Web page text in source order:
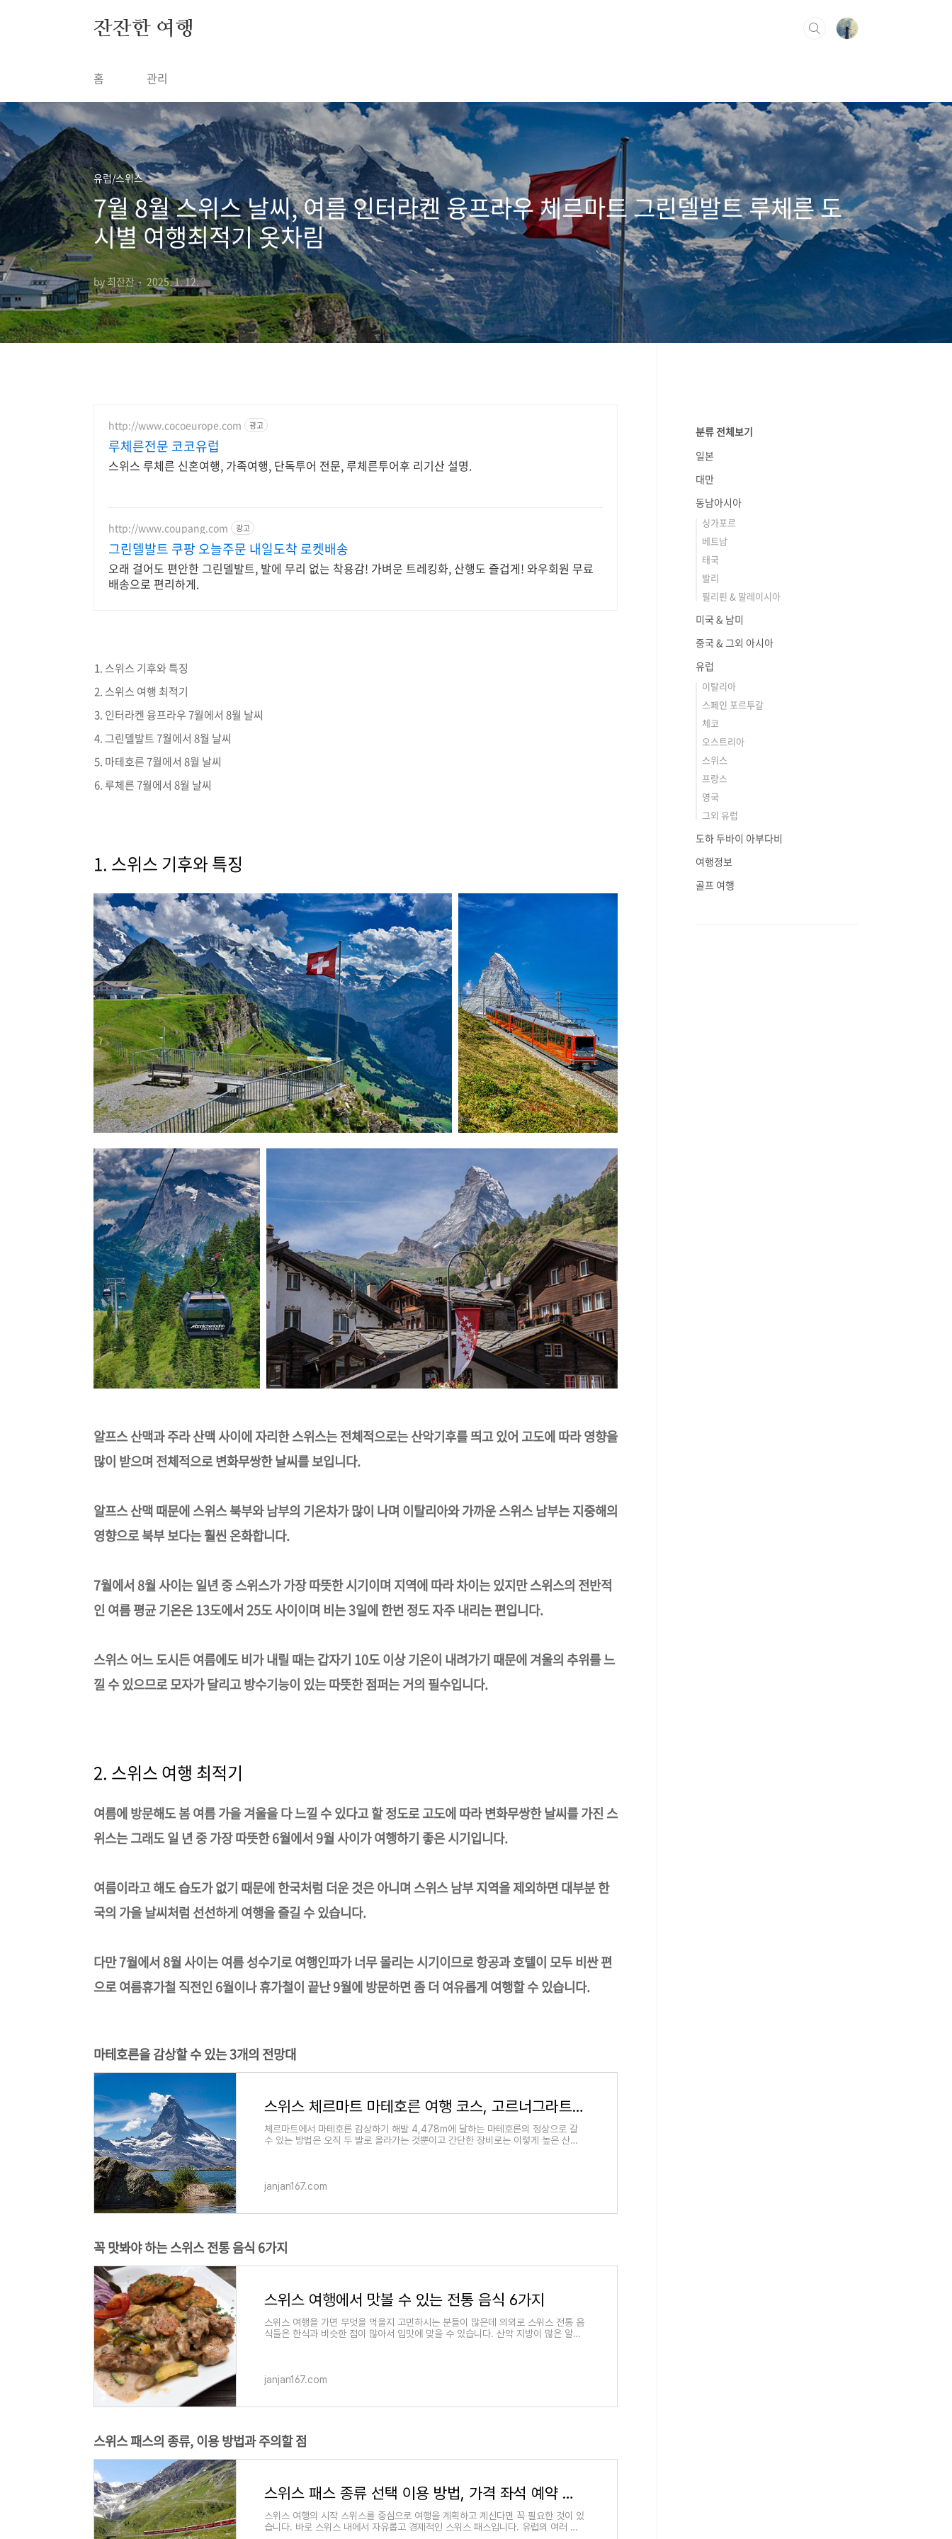
잔잔한 여행
홈 관리
유럽/스위스
7월 8월 스위스 날씨, 여름 인터라켄 융프라우 체르마트 그린델발트 루체른 도
시별 여행최적기 옷차림
by 최잔잔 2025. 1. 12.
http://www.cocoeurope.com 광고
루체른전문 코코유럽
스위스 루체른 신혼여행, 가족여행, 단독투어 전문, 루체른투어후 리기산 설명.
http://www.coupang.com 광고
그린델발트 쿠팡 오늘주문 내일도착 로켓배송
오래 걸어도 편안한 그린델발트, 발에 무리 없는 착용감! 가벼운 트레킹화, 산행도 즐겁게! 와우회원 무료
배송으로 편리하게.
스위스 기후와 특징
스위스 여행 최적기
인터라켄 융프라우 7월에서 8월 날씨
그린델발트 7월에서 8월 날씨
마테호른 7월에서 8월 날씨
루체른 7월에서 8월 날씨
1. 스위스 기후와 특징
알프스 산맥과 주라 산맥 사이에 자리한 스위스는 전체적으로는 산악기후를 띄고 있어 고도에 따라 영향을
많이 받으며 전체적으로 변화무쌍한 날씨를 보입니다.
알프스 산맥 때문에 스위스 북부와 남부의 기온차가 많이 나며 이탈리아와 가까운 스위스 남부는 지중해의
영향으로 북부 보다는 훨씬 온화합니다.
7월에서 8월 사이는 일년 중 스위스가 가장 따뜻한 시기이며 지역에 따라 차이는 있지만 스위스의 전반적
인 여름 평균 기온은 13도에서 25도 사이이며 비는 3일에 한번 정도 자주 내리는 편입니다.
스위스 어느 도시든 여름에도 비가 내릴 때는 갑자기 10도 이상 기온이 내려가기 때문에 겨울의 추위를 느
낄 수 있으므로 모자가 달리고 방수기능이 있는 따뜻한 점퍼는 거의 필수입니다.
2. 스위스 여행 최적기
여름에 방문해도 봄 여름 가을 겨울을 다 느낄 수 있다고 할 정도로 고도에 따라 변화무쌍한 날씨를 가진 스
위스는 그래도 일 년 중 가장 따뜻한 6월에서 9월 사이가 여행하기 좋은 시기입니다.
여름이라고 해도 습도가 없기 때문에 한국처럼 더운 것은 아니며 스위스 남부 지역을 제외하면 대부분 한
국의 가을 날씨처럼 선선하게 여행을 즐길 수 있습니다.
다만 7월에서 8월 사이는 여름 성수기로 여행인파가 너무 몰리는 시기이므로 항공과 호텔이 모두 비싼 편
으로 여름휴가철 직전인 6월이나 휴가철이 끝난 9월에 방문하면 좀 더 여유롭게 여행할 수 있습니다.
마테호른을 감상할 수 있는 3개의 전망대
스위스 체르마트 마테호른 여행 코스, 고르너그라트 전망대 산악열차 할인 티켓
체르마트에서 마테호른 감상하기 해발 4,478m에 달하는 마테호른의 정상으로 갈
수 있는 방법은 오직 두 발로 올라가는 것뿐이고 간단한 장비로는 이렇게 높은 산을
janjan167.com
꼭 맛봐야 하는 스위스 전통 음식 6가지
스위스 여행에서 맛볼 수 있는 전통 음식 6가지
스위스 여행을 가면 무엇을 먹을지 고민하시는 분들이 많은데 의외로 스위스 전통 음
식들은 한식과 비슷한 점이 많아서 입맛에 맞을 수 있습니다. 산악 지방이 많은 알프
janjan167.com
스위스 패스의 종류, 이용 방법과 주의할 점
스위스 패스 종류 선택 이용 방법, 가격 좌석 예약 할인 개시 주의할 점
스위스 여행의 시작 스위스를 중심으로 여행을 계획하고 계신다면 꼭 필요한 것이 있
습니다. 바로 스위스 내에서 자유롭고 경제적인 스위스 패스입니다. 유럽의 여러 나
분류 전체보기
일본
대만
동남아시아
싱가포르
베트남
태국
발리
필리핀 & 말레이시아
미국 & 남미
중국 & 그외 아시아
유럽
이탈리아
스페인 포르투갈
체코
오스트리아
스위스
프랑스
영국
그외 유럽
도하 두바이 아부다비
여행정보
골프 여행